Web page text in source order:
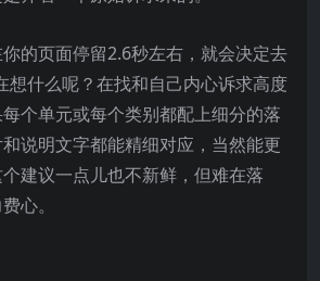
的页面停留2.6秒左右，就会决定去
想什么呢？在找和自己内心诉求高度
个单元或每个类别都配上细分的落
说明文字都能精细对应，当然能更
建议一点儿也不新鲜，但难在落
心。